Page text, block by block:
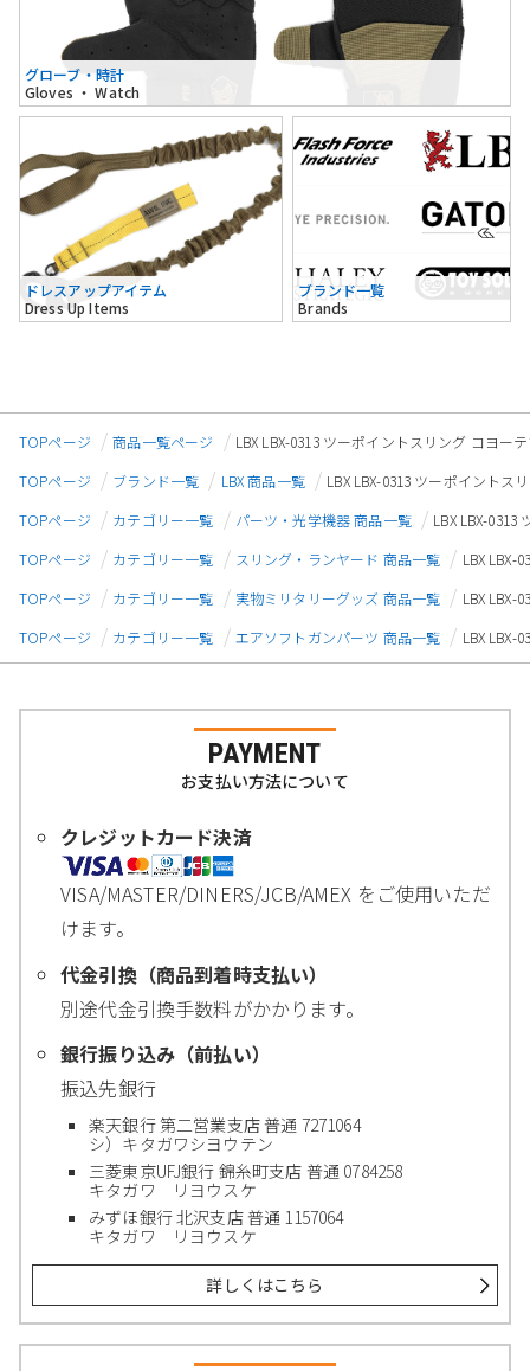
グローブ・時計
Gloves ・ Watch
ドレスアップアイテム
Dress Up Items
ブランド一覧
Brands
TOPページ 商品一覧ページ
LBX LBX-0313 ツーポイントスリング コヨー
TOPページ
ブランド一覧 LBX 商品一覧
LBX LBX-0313 ツーポイントス
TOPページ
カテゴリー一覧 パーツ・光学機器 商品一覧
LBX LBX-
TOPページ
カテゴリー一覧 スリング・ランヤード 商品一覧
LBX LBX-
TOPページ
カテゴリー一覧 実物ミリタリーグッズ 商品一覧
LBX LBX-
TOPページ
カテゴリー一覧 エアソフトガンパーツ 商品一覧 LBX LBX-
PAYMENT
お支払い方法について
クレジットカード決済
VISA/MASTER/DINERS/JCB/AMEX をご使用いただ
けます。
代金引換（商品到着時支払い）
別途代金引換手数料がかかります。
銀行振り込み（前払い）
振込先銀行
楽天銀行 第二営業支店 普通 7271064
シ）キタガワシヨウテン
三菱東京UFJ銀行 錦糸町支店 普通 0784258
キタガワ リヨウスケ
みずほ銀行 北沢支店 普通 1157064
キタガワ リヨウスケ
詳しくはこちら